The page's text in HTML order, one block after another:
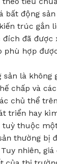
bất động
trúc gắn
đích đã
phù hợp
là không
chấp và
chủ thể
triển hay
tuỳ thuộc
thường bị
nhiên,